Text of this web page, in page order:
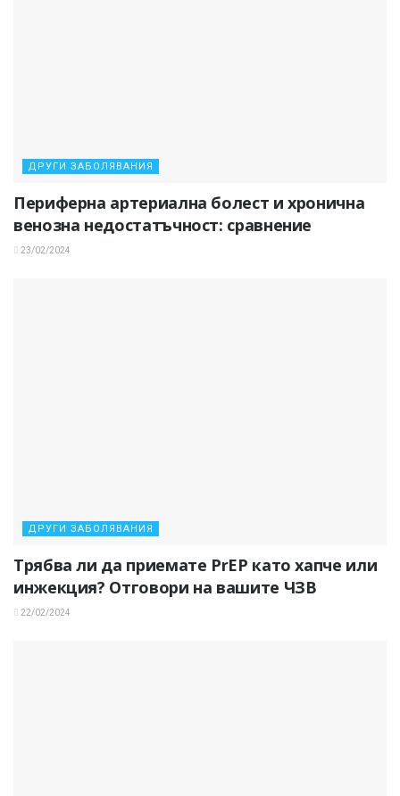
ДРУГИ ЗАБОЛЯВАНИЯ
Периферна артериална болест и хронична
венозна недостатъчност: сравнение
23/02/2024
ДРУГИ ЗАБОЛЯВАНИЯ
Трябва ли да приемате PrEP като хапче или
инжекция? Отговори на вашите ЧЗВ
22/02/2024